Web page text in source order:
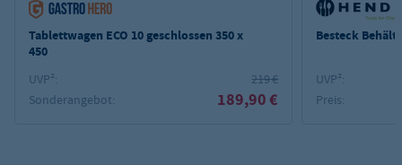
Tablettwagen ECO 10 geschlossen 350 x
450
UVP²:
219 €
Sonderangebot:
189,90 €
Besteck
UVP²:
Preis: